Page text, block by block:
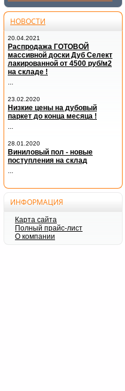
НОВОСТИ
20.04.2021
Распродажа ГОТОВОЙ
массивной доски Дуб Селект
лакированной от 4500 руб/м2
на складе !
23.02.2020
Низкие цены на дубовый
паркет до конца месяца !
28.01.2020
Виниловый пол - новые
поступления на склад
...
ИНФОРМАЦИЯ
Карта сайта
Полный прайс-лист
О компании